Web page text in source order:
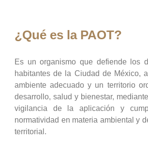
¿Qué es la PAOT?
Es un organismo que defiende los
habitantes de la Ciudad de México,
ambiente adecuado y un territorio
desarrollo, salud y bienestar,
vigilancia de la aplicación y
normatividad en materia ambiental y
territorial.